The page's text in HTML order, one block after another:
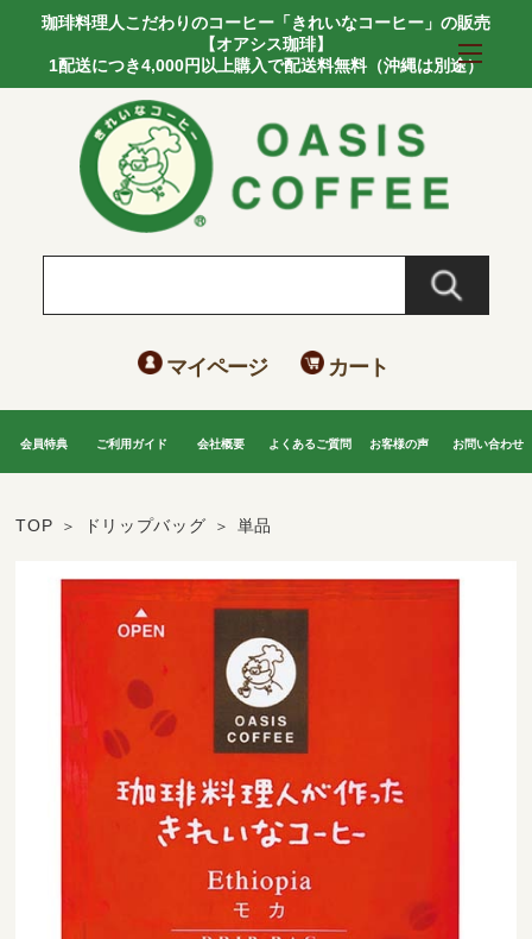
珈琲料理人こだわりのコーヒー「きれいなコーヒー」の販売
【オアシス珈琲】
1配送につき4,000円以上購入で配送料無料（沖縄は別途）
マイページ カート
会員特典 ご利用ガイド 会社概要 よくあるご質問 お客様の声 お問い合わせ
TOP ドリップバッグ 単品